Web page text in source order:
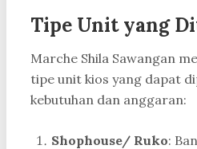
Tipe Unit yang
Marche Shila Sawangan
tipe unit kios yang dapat
kebutuhan dan anggaran:
Shophouse/ Ruko: